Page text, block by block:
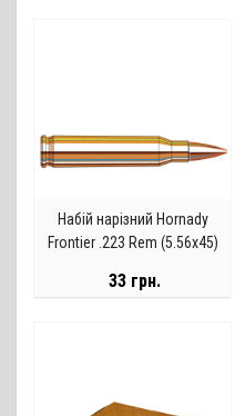
Набій нарізний Hornady
Frontier .223 Rem (5.56x45)
33 грн.